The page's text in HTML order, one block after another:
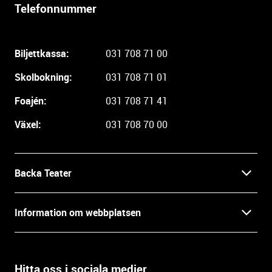
Telefonnummer
Biljettkassa:
031 708 71 00
Skolbokning:
031 708 71 01
Foajén:
031 708 71 41
Växel:
031 708 70 00
Backa Teater
Press
Prao, praktik och lediga tjänster
Information om webbplatsen
Hitta oss i sociala medier